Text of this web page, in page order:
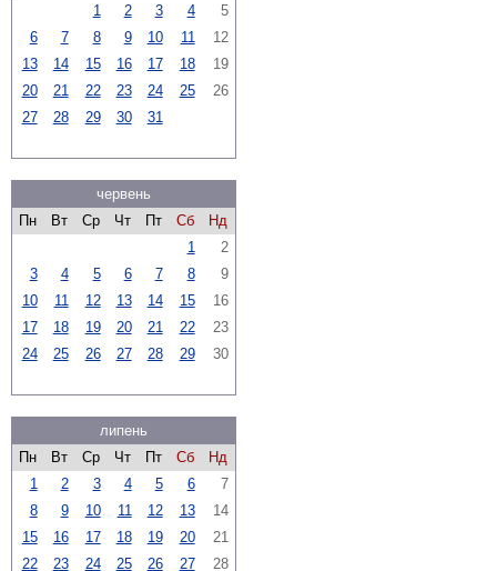
1
2 3 4
5
6
7 8 9 10 11
12
13
14 15 16 17 18
19
20
21 22 23 24 25
26
27
28 29 30 31
червень
Пн
Вт Ср Чт Пт Сб
Нд
1
2
3
4 5 6 7 8
9
10
11 12 13 14 15
16
17
18 19 20 21 22
23
24
25 26 27 28 29 30
липень
Пн
Вт Ср Чт Пт Сб
Нд
1
2 3 4 5 6
7
8
9 10 11 12 13
14
15
16 17 18 19 20
21
22
23 24 25 26 27
28